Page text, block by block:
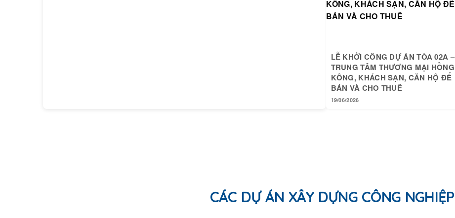
LỄ KHỞI CÔNG DỰ ÁN TÒA 02A –
TRUNG TÂM THƯƠNG MẠI HỒNG
KÔNG, KHÁCH SẠN, CĂN HỘ ĐỂ
BÁN VÀ CHO THUÊ
19/06/2026
CÁC DỰ ÁN XÂY DỰNG CÔNG NGHIỆP